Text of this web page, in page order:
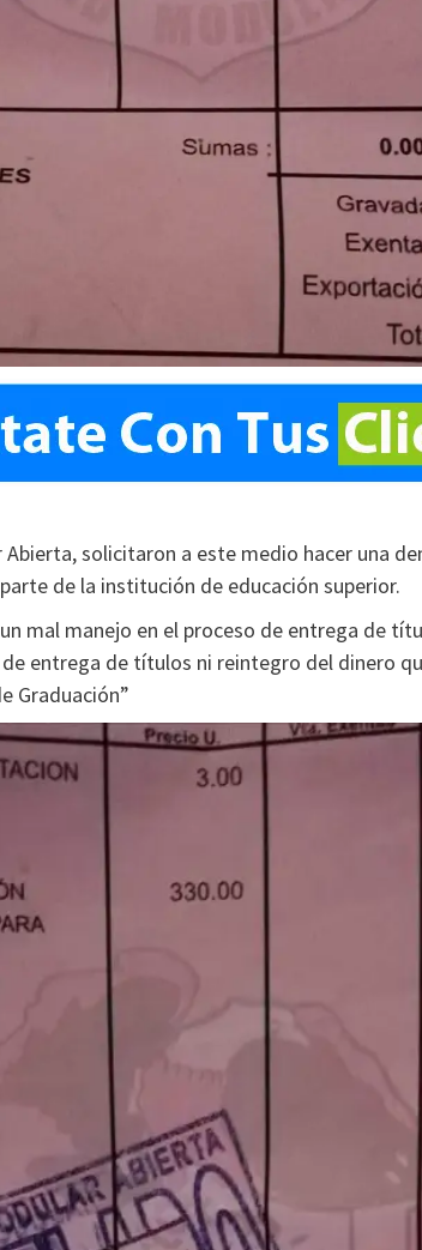
solicitaron a este medio hacer una
de la institución de educación superior.
mal manejo en el proceso de entrega de
entrega de títulos ni reintegro del dinero
Graduación”